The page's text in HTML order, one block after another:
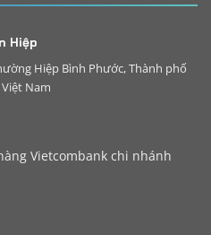
Hiệp
Hiệp Bình Phước, Thành phố
Nam
Vietcombank chi nhánh